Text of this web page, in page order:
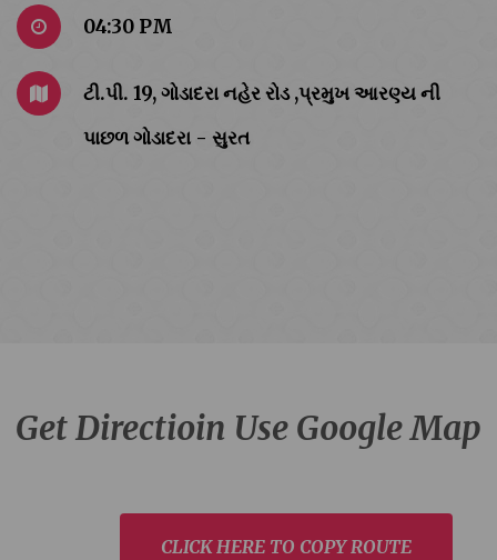
04:30 PM
ટી.પી. 19, ગોડાદરા નહેર રોડ ,પ્રમુખ આરણ્ય ની
પાછળ ગોડાદરા - સુરત
Get Directioin Use Google Map
CLICK HERE TO COPY ROUTE